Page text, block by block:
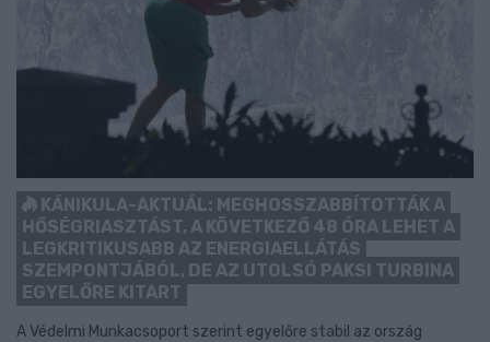
KÁNIKULA-AKTUÁL: MEGHOSSZABBÍTOTTÁK A
HŐSÉGRIASZTÁST, A KÖVETKEZŐ 48 ÓRA LEHET A
LEGKRITIKUSABB AZ ENERGIAELLÁTÁS
SZEMPONTJÁBÓL, DE AZ UTOLSÓ PAKSI TURBINA
EGYELŐRE KITART
A Védelmi Munkacsoport szerint egyelőre stabil az ország